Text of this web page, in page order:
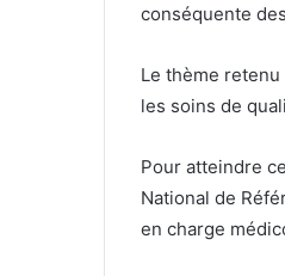
conséquente
Le thème
les soins de
Pour atteindre
National de
en charge